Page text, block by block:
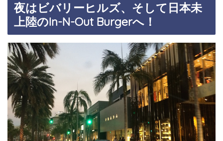
夜はビバリーヒルズ、そして日本未
上陸のIn-N-Out Burgerへ！